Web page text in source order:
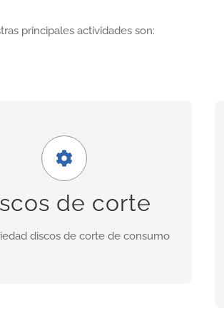
principales actividades son:
de corte
discos de corte de consumo
gama incluye discos para granito,
de corte seco, asfalto, cerámica,
hormigón fresco, etc.